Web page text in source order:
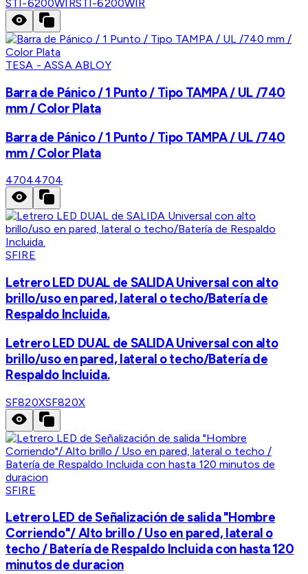
STI-6200WIRSTI-6200WIR
TESA - ASSA ABLOY
Barra de Pánico / 1 Punto / Tipo TAMPA / UL /740
mm / Color Plata
Barra de Pánico / 1 Punto / Tipo TAMPA / UL /740
mm / Color Plata
47044704
SFIRE
Letrero LED DUAL de SALIDA Universal con alto
brillo/uso en pared, lateral o techo/Batería de
Respaldo Incluida.
Letrero LED DUAL de SALIDA Universal con alto
brillo/uso en pared, lateral o techo/Batería de
Respaldo Incluida.
SF820XSF820X
SFIRE
Letrero LED de Señalización de salida "Hombre
Corriendo"/ Alto brillo / Uso en pared, lateral o
techo / Batería de Respaldo Incluida con hasta 120
minutos de duracion